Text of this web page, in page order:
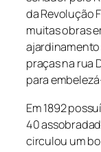
da Revolução
muitas obras
ajardinamento
praças na rua
para
Em 1892
40
circulou um